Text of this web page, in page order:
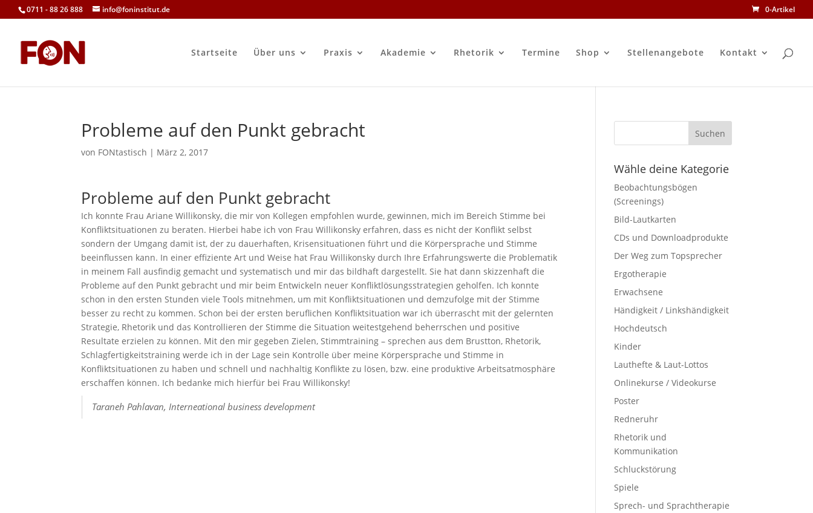
0711 - 88 26 888 info@foninstitut.de 0-Artikel
Startseite Über uns Praxis Akademie Rhetorik Termine Shop Stellenangebote Kontakt
Probleme auf den Punkt gebracht
von FONtastisch | März 2, 2017
Probleme auf den Punkt gebracht
Ich konnte Frau Ariane Willikonsky, die mir von Kollegen empfohlen wurde, gewinnen, mich im Bereich Stimme bei
Konfliktsituationen zu beraten. Hierbei habe ich von Frau Willikonsky erfahren, dass es nicht der Konflikt selbst
sondern der Umgang damit ist, der zu dauerhaften, Krisensituationen führt und die Körpersprache und Stimme
beeinflussen kann. In einer effiziente Art und Weise hat Frau Willikonsky durch Ihre Erfahrungswerte die Problematik
in meinem Fall ausfindig gemacht und systematisch und mir das bildhaft dargestellt. Sie hat dann skizzenhaft die
Probleme auf den Punkt gebracht und mir beim Entwickeln neuer Konfliktlösungsstrategien geholfen. Ich konnte
schon in den ersten Stunden viele Tools mitnehmen, um mit Konfliktsituationen und demzufolge mit der Stimme
besser zu recht zu kommen. Schon bei der ersten beruflichen Konfliktsituation war ich überrascht mit der gelernten
Strategie, Rhetorik und das Kontrollieren der Stimme die Situation weitestgehend beherrschen und positive
Resultate erzielen zu können. Mit den mir gegeben Zielen, Stimmtraining – sprechen aus dem Brustton, Rhetorik,
Schlagfertigkeitstraining werde ich in der Lage sein Kontrolle über meine Körpersprache und Stimme in
Konfliktsituationen zu haben und schnell und nachhaltig Konflikte zu lösen, bzw. eine produktive Arbeitsatmosphäre
erschaffen können. Ich bedanke mich hierfür bei Frau Willikonsky!
Taraneh Pahlavan, Interneational business development
Wähle deine Kategorie
Beobachtungsbögen
(Screenings)
Bild-Lautkarten
CDs und Downloadprodukte
Der Weg zum Topsprecher
Ergotherapie
Erwachsene
Händigkeit / Linkshändigkeit
Hochdeutsch
Kinder
Lauthefte & Laut-Lottos
Onlinekurse / Videokurse
Poster
Redneruhr
Rhetorik und
Kommunikation
Schluckstörung
Spiele
Sprech- und Sprachtherapie